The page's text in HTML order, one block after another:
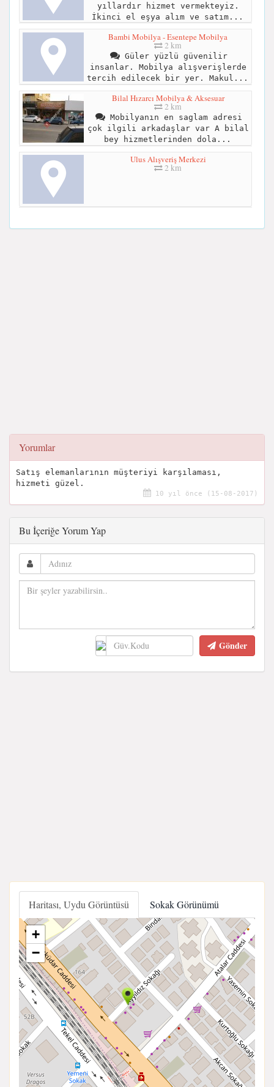
yıllardır hizmet vermekteyiz.
İkinci el eşya alım ve satım...
Bambi Mobilya - Esentepe Mobilya
2 km
Güler yüzlü güvenilir
insanlar. Mobilya alışverişlerde
tercih edilecek bir yer. Makul...
Bilal Hızarcı Mobilya & Aksesuar
2 km
Mobilyanın en saglam adresi
çok ilgili arkadaşlar var A bilal
bey hizmetlerinden dola...
Ulus Alışveriş Merkezi
2 km
Yorumlar
Satış elemanlarının müşteriyi karşılaması,
hizmeti güzel.
10 yıl önce (15-08-2017)
Bu İçeriğe Yorum Yap
Gönder
Haritası, Uydu Görüntüsü Sokak Görünümü
+
−